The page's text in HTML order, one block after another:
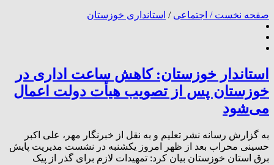
صفحه نخست / اجتماعی / استانداری خوزستان
استاندار خوزستان: کاهش ساعت اداری در
خوزستان پس از تصویب هیأت دولت اعمال
می‌شود
به گزارش رسانه نشر تعلیم و به نقل از خبرنگار مهر، علی اکبر
حسینی محراب بعد از ظهر امروز یکشنبه در نشست مدیریت پایش
برق استان خوزستان بیان کرد: تمهیدات لازم برای گذر از پیک